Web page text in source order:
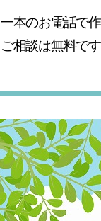
一本のお電話で
ご相談は無料です